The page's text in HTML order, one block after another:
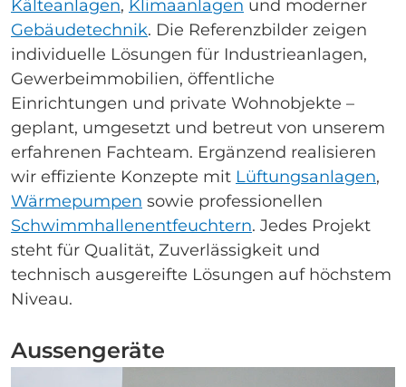
Kälteanlagen, Klimaanlagen und moderner
Gebäudetechnik. Die Referenzbilder zeigen
individuelle Lösungen für Industrieanlagen,
Gewerbeimmobilien, öffentliche
Einrichtungen und private Wohnobjekte –
geplant, umgesetzt und betreut von unserem
erfahrenen Fachteam. Ergänzend realisieren
wir effiziente Konzepte mit Lüftungsanlagen,
Wärmepumpen sowie professionellen
Schwimmhallenentfeuchtern. Jedes Projekt
steht für Qualität, Zuverlässigkeit und
technisch ausgereifte Lösungen auf höchstem
Niveau.
Aussengeräte